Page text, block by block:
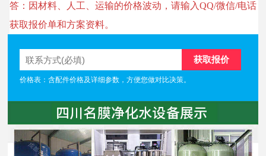
答：因材料、人工、运输的价格波动，请输入QQ/微信/电话
获取报价单和方案资料。
价格表：含配件价格及详细参数，方便您做对比决策。